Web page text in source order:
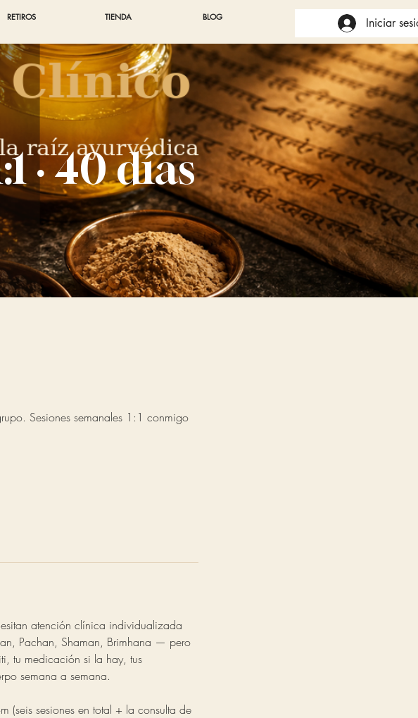
RETIROS TIENDA BLOG Iniciar
· 40 días
Sesiones semanales 1:1 conmigo
atención clínica individualizada
Pachan, Shaman, Brimhana — pero
tu medicación si la hay, tus
semana a semana.
(seis sesiones en total + la consulta de